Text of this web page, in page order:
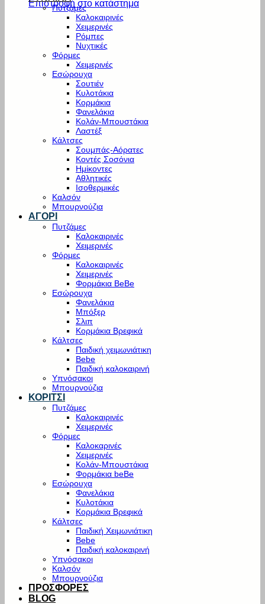
Επιστροφή στο κατάστημα
Πυτζάμες
Καλοκαιρινές
Χειμερινές
Ρόμπες
Νυχτικές
Φόρμες
Χειμερινές
Εσώρουχα
Σουτιέν
Κυλοτάκια
Κορμάκια
Φανελάκια
Κολάν-Μπουστάκια
Λαστέξ
Κάλτσες
Σουμπάς-Αόρατες
Κοντές Σοσόνια
Ημίκοντες
Αθλητικές
Ισοθερμικές
Καλσόν
Μπουρνούζια
ΑΓΟΡΙ
Πυτζάμες
Καλοκαιρινές
Χειμερινές
Φόρμες
Καλοκαιρινές
Χειμερινές
Φορμάκια BeBe
Εσώρουχα
Φανελάκια
Μπόξερ
Σλιπ
Κορμάκια Βρεφικά
Κάλτσες
Παιδική χειμωνιάτικη
Bebe
Παιδική καλοκαιρινή
Υπνόσακοι
Μπουρνούζια
ΚΟΡΙΤΣΙ
Πυτζάμες
Καλοκαιρινές
Χειμερινές
Φόρμες
Καλοκαρινές
Χειμερινές
Κολάν-Μπουστάκια
Φορμάκια beBe
Εσώρουχα
Φανελάκια
Κυλοτάκια
Κορμάκια Βρεφικά
Κάλτσες
Παιδική Χειμωνιάτικη
Bebe
Παιδική καλοκαιρινή
Υπνόσακοι
Καλσόν
Μπουρνούζια
ΠΡΟΣΦΟΡΕΣ
BLOG